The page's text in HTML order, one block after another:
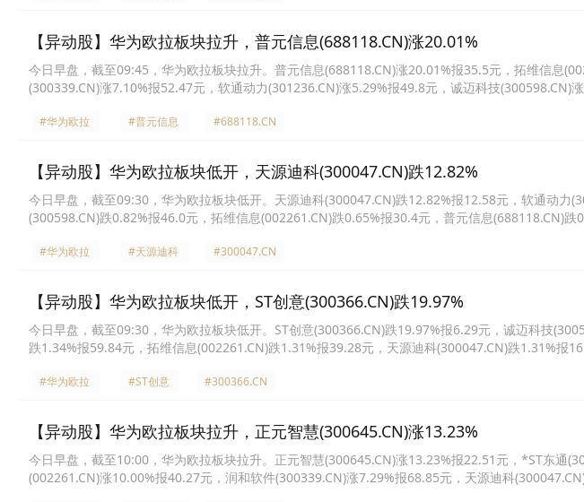
【异动股】华为欧拉板块拉升，普元信息(688118.CN)涨20.01%
今日早盘，截至09:45，华为欧拉板块拉升。普元信息(688118.CN)涨20.01%报35.5元，拓维信息
(300339.CN)涨7.10%报52.47元，软通动力(301236.CN)涨5.29%报49.8元，诚迈科技(300598.CN)
#华为欧拉 #普元信息 #688118.CN
【异动股】华为欧拉板块低开，天源迪科(300047.CN)跌12.82%
今日早盘，截至09:30，华为欧拉板块低开。天源迪科(300047.CN)跌12.82%报12.58元，软通动力
(300598.CN)跌0.82%报46.0元，拓维信息(002261.CN)跌0.65%报30.4元，普元信息(688118.CN)
#华为欧拉 #天源迪科 #300047.CN
【异动股】华为欧拉板块低开，ST创意(300366.CN)跌19.97%
今日早盘，截至09:30，华为欧拉板块低开。ST创意(300366.CN)跌19.97%报6.29元，诚迈科技
跌1.34%报59.84元，拓维信息(002261.CN)跌1.31%报39.28元，天源迪科(300047.CN)跌1.31%报
#华为欧拉 #ST创意 #300366.CN
【异动股】华为欧拉板块拉升，正元智慧(300645.CN)涨13.23%
今日早盘，截至10:00，华为欧拉板块拉升。正元智慧(300645.CN)涨13.23%报22.51元，*ST东通
(002261.CN)涨10.00%报40.27元，润和软件(300339.CN)涨7.29%报68.85元，天源迪科